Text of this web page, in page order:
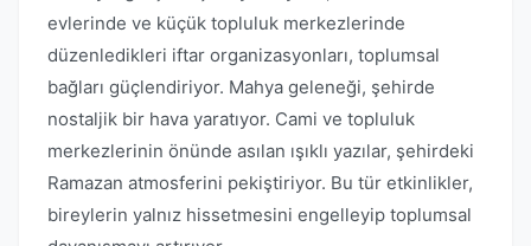
evlerinde ve küçük topluluk merkezlerinde
düzenledikleri iftar organizasyonları, toplumsal
bağları güçlendiriyor. Mahya geleneği, şehirde
nostaljik bir hava yaratıyor. Cami ve topluluk
merkezlerinin önünde asılan ışıklı yazılar, şehirdeki
Ramazan atmosferini pekiştiriyor. Bu tür etkinlikler,
bireylerin yalnız hissetmesini engelleyip toplumsal